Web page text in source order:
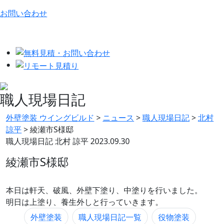
お問い合わせ
職人現場日記
外壁塗装 ウイングビルド > ニュース >職人現場日記>北村
諒平>綾瀬市S様邸
職人現場日記北村 諒平2023.09.30
綾瀬市S様邸
本日は軒天、破風、外壁下塗り、中塗りを行いました。
明日は上塗り、養生外しと行っていきます。
外壁塗装
職人現場日記一覧 役物塗装